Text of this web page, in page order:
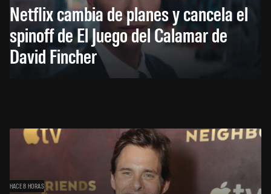
Netflix cambia de planes y cancela el
spinoff de El Juego del Calamar de
David Fincher
HACE 8 HORAS